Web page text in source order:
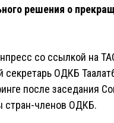
решения о
со ссылкой на
секретарь ОДКБ
после заседания
стран-членов ОДКБ.